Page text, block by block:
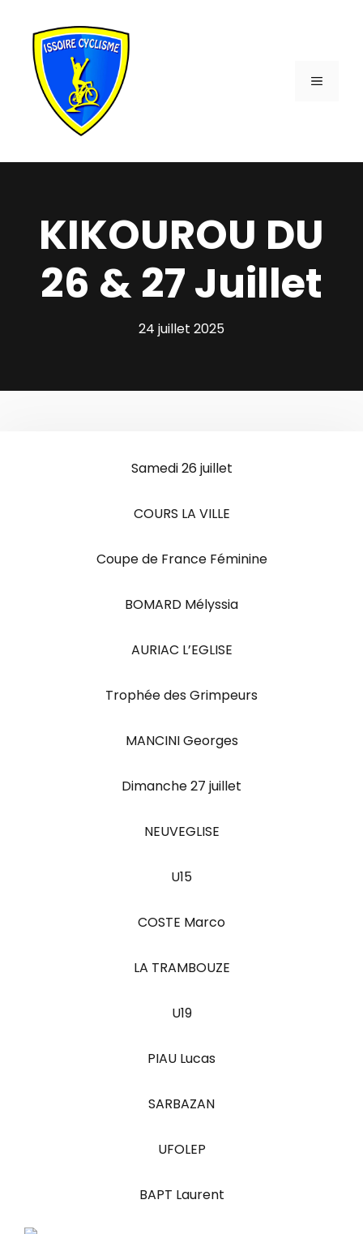
contenu
MENU
KIKOUROU DU
26 & 27 Juillet
24 juillet 2025
Samedi 26 juillet
COURS LA VILLE
Coupe de France Féminine
BOMARD Mélyssia
AURIAC L’EGLISE
Trophée des Grimpeurs
MANCINI Georges
Dimanche 27 juillet
NEUVEGLISE
U15
COSTE Marco
LA TRAMBOUZE
U19
PIAU Lucas
SARBAZAN
UFOLEP
BAPT Laurent